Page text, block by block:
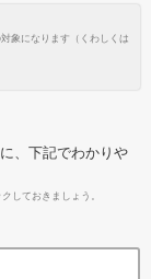
象になります（くわしくは
、下記でわかりや
しておきましょう。